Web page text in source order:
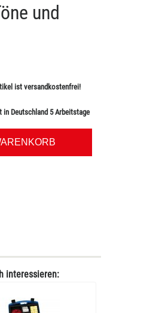
und
ist versandkostenfrei!
in Deutschland 5 Arbeitstage
interessieren: